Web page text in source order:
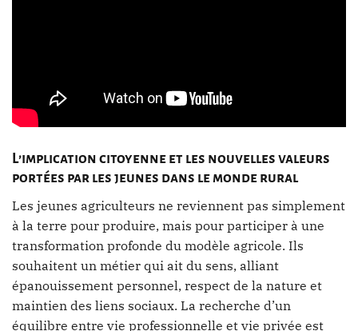
L’implication citoyenne et les nouvelles valeurs
portées par les jeunes dans le monde rural
Les jeunes agriculteurs ne reviennent pas simplement
à la terre pour produire, mais pour participer à une
transformation profonde du modèle agricole. Ils
souhaitent un métier qui ait du sens, alliant
épanouissement personnel, respect de la nature et
maintien des liens sociaux. La recherche d’un
équilibre entre vie professionnelle et vie privée est